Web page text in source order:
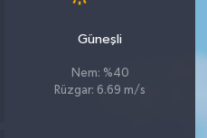
Güneşli
Nem: %40
Rüzgar: 6.69 m/s